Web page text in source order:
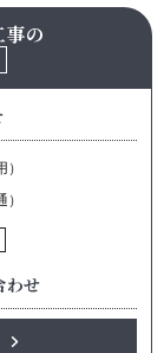
の
わせ